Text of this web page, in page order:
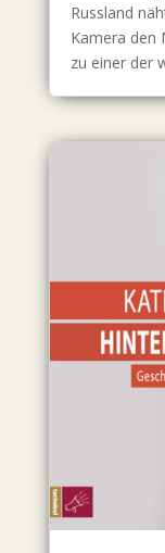
Russland
Kamera den
zu einer der